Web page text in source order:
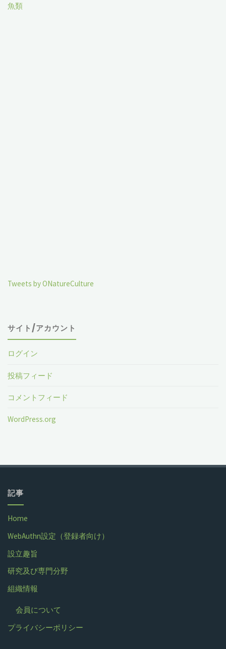
魚類
Tweets by ONatureCulture
サイト/アカウント
ログイン
投稿フィード
コメントフィード
WordPress.org
記事
Home
WebAuthn設定（登録者向け）
設立趣旨
研究及び専門分野
組織情報
会員について
プライバシーポリシー